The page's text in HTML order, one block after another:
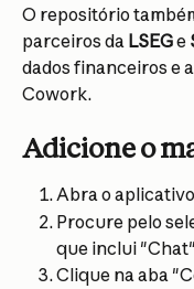
O repositório
parceiros da LSEG e
dados financeiros e
Cowork.
Adicione o
Abra o
Procure pelo
que inclui
Clique na aba